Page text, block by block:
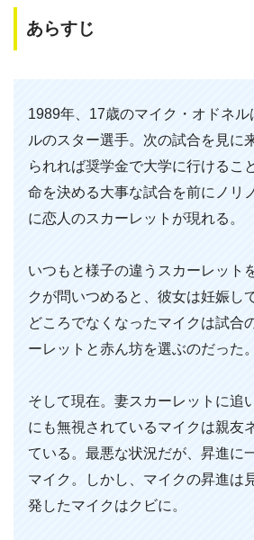
あらすじ
1989年、17歳のマイク・オドネ
ルのスター選手。次の試合を見に
られれば奨学金で大学に行けるこ
命を決める大事な試合を前にノリ
に恋人のスカーレットが現れる。
いつもと様子の違うスカーレット
クが問いつめると、彼女は妊娠し
どころでなくなったマイクは試合
ーレットと赤ん坊を選ぶのだった。
そして現在。妻スカーレットに追
にも無視されているマイクは親友
ている。最悪な状況だが、昇進に
マイク。しかし、マイクの昇進は
発したマイクはクビに。